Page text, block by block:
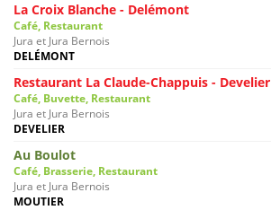
La Croix Blanche - Delémont
Café, Restaurant
Jura et Jura Bernois
DELÉMONT
Restaurant La Claude-Chappuis - Develier
Café, Buvette, Restaurant
Jura et Jura Bernois
DEVELIER
Au Boulot
Café, Brasserie, Restaurant
Jura et Jura Bernois
MOUTIER